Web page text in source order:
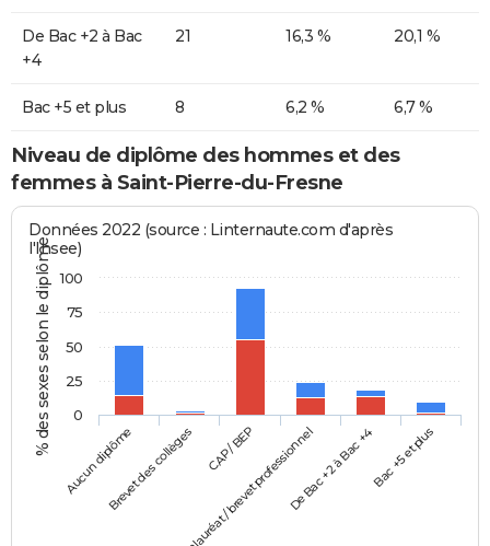
De Bac +2 à Bac
+4
21 16,3 % 20,1 %
Bac +5 et plus 8 6,2 % 6,7 %
Niveau de diplôme des hommes et des
femmes à Saint-Pierre-du-Fresne
% des sexes selon le diplôme
Données 2022 (source : Linternaute.com d'après
l'Insee)
Aucun diplômeBrevet des collèges CAP / BEP
Baccalauréat / brevet professionnelDe Bac +2 à Bac +4Bac +5 et plus
0
25
50
75
100